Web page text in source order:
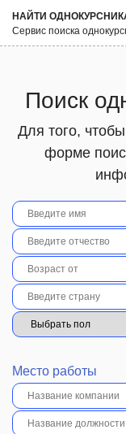
НАЙТИ
Сервис поиска
Поиск
Для того,
форме
Место работы